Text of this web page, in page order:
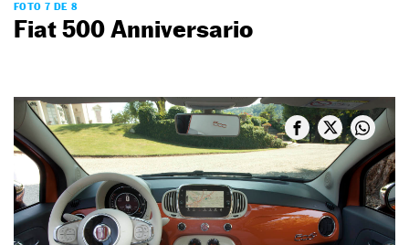
FOTO 7 DE 8
Fiat 500 Anniversario